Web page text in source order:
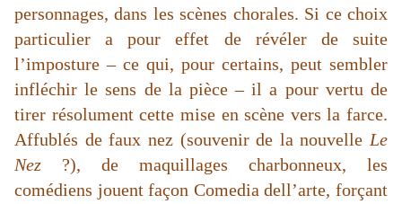
personnages, dans les scènes chorales. Si ce choix
particulier a pour effet de révéler de suite
l’imposture – ce qui, pour certains, peut sembler
infléchir le sens de la pièce – il a pour vertu de
tirer résolument cette mise en scène vers la farce.
Affublés de faux nez (souvenir de la nouvelle Le
Nez ?), de maquillages charbonneux, les
comédiens jouent façon Comedia dell’arte, forçant